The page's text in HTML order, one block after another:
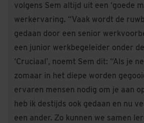
volgens Sem altijd uit een ‘goede
werkervaring. “Vaak wordt de
gedaan door een senior
een junior werkbegeleider onder
‘Cruciaal’, noemt Sem dit: “Als je
zomaar in het diepe worden
ervaren mensen nodig om je aan
heb ik destijds ook gedaan en nu
een ander. Zo kunnen we samen